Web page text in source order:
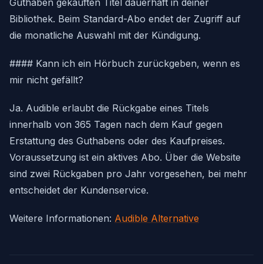
Guthaben gekauften Titel dauerhaft in deiner
Bibliothek. Beim Standard-Abo endet der Zugriff auf
die monatliche Auswahl mit der Kündigung.
#### Kann ich ein Hörbuch zurückgeben, wenn es
mir nicht gefällt?
Ja. Audible erlaubt die Rückgabe eines Titels
innerhalb von 365 Tagen nach dem Kauf gegen
Erstattung des Guthabens oder des Kaufpreises.
Voraussetzung ist ein aktives Abo. Über die Website
sind zwei Rückgaben pro Jahr vorgesehen, bei mehr
entscheidet der Kundenservice.
Weitere Informationen: Audible Alternative